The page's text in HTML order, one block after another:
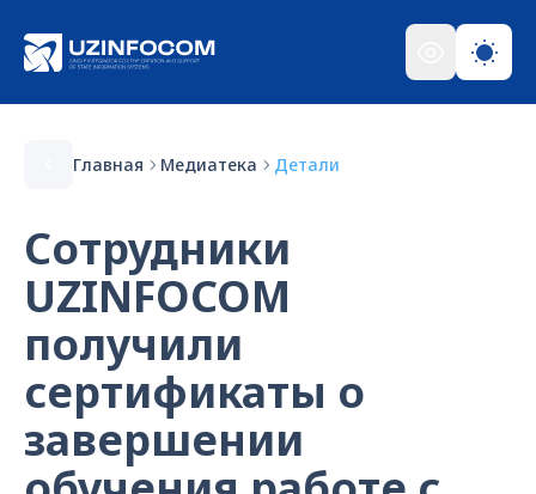
Главная Медиатека Детали
Сотрудники
UZINFOCOM
получили
сертификаты о
завершении